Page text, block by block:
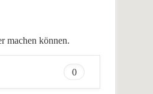
machen können.
0